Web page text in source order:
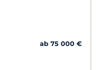
ab 75 000 €